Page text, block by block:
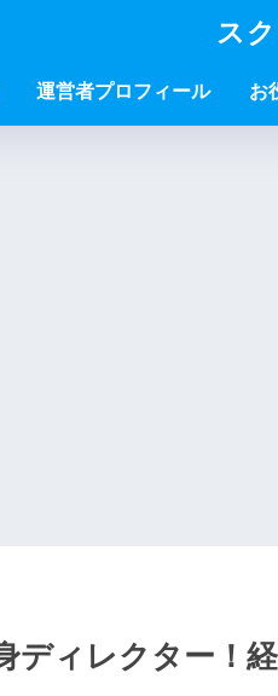
ス
運営者プロフィール お
ディレクター！